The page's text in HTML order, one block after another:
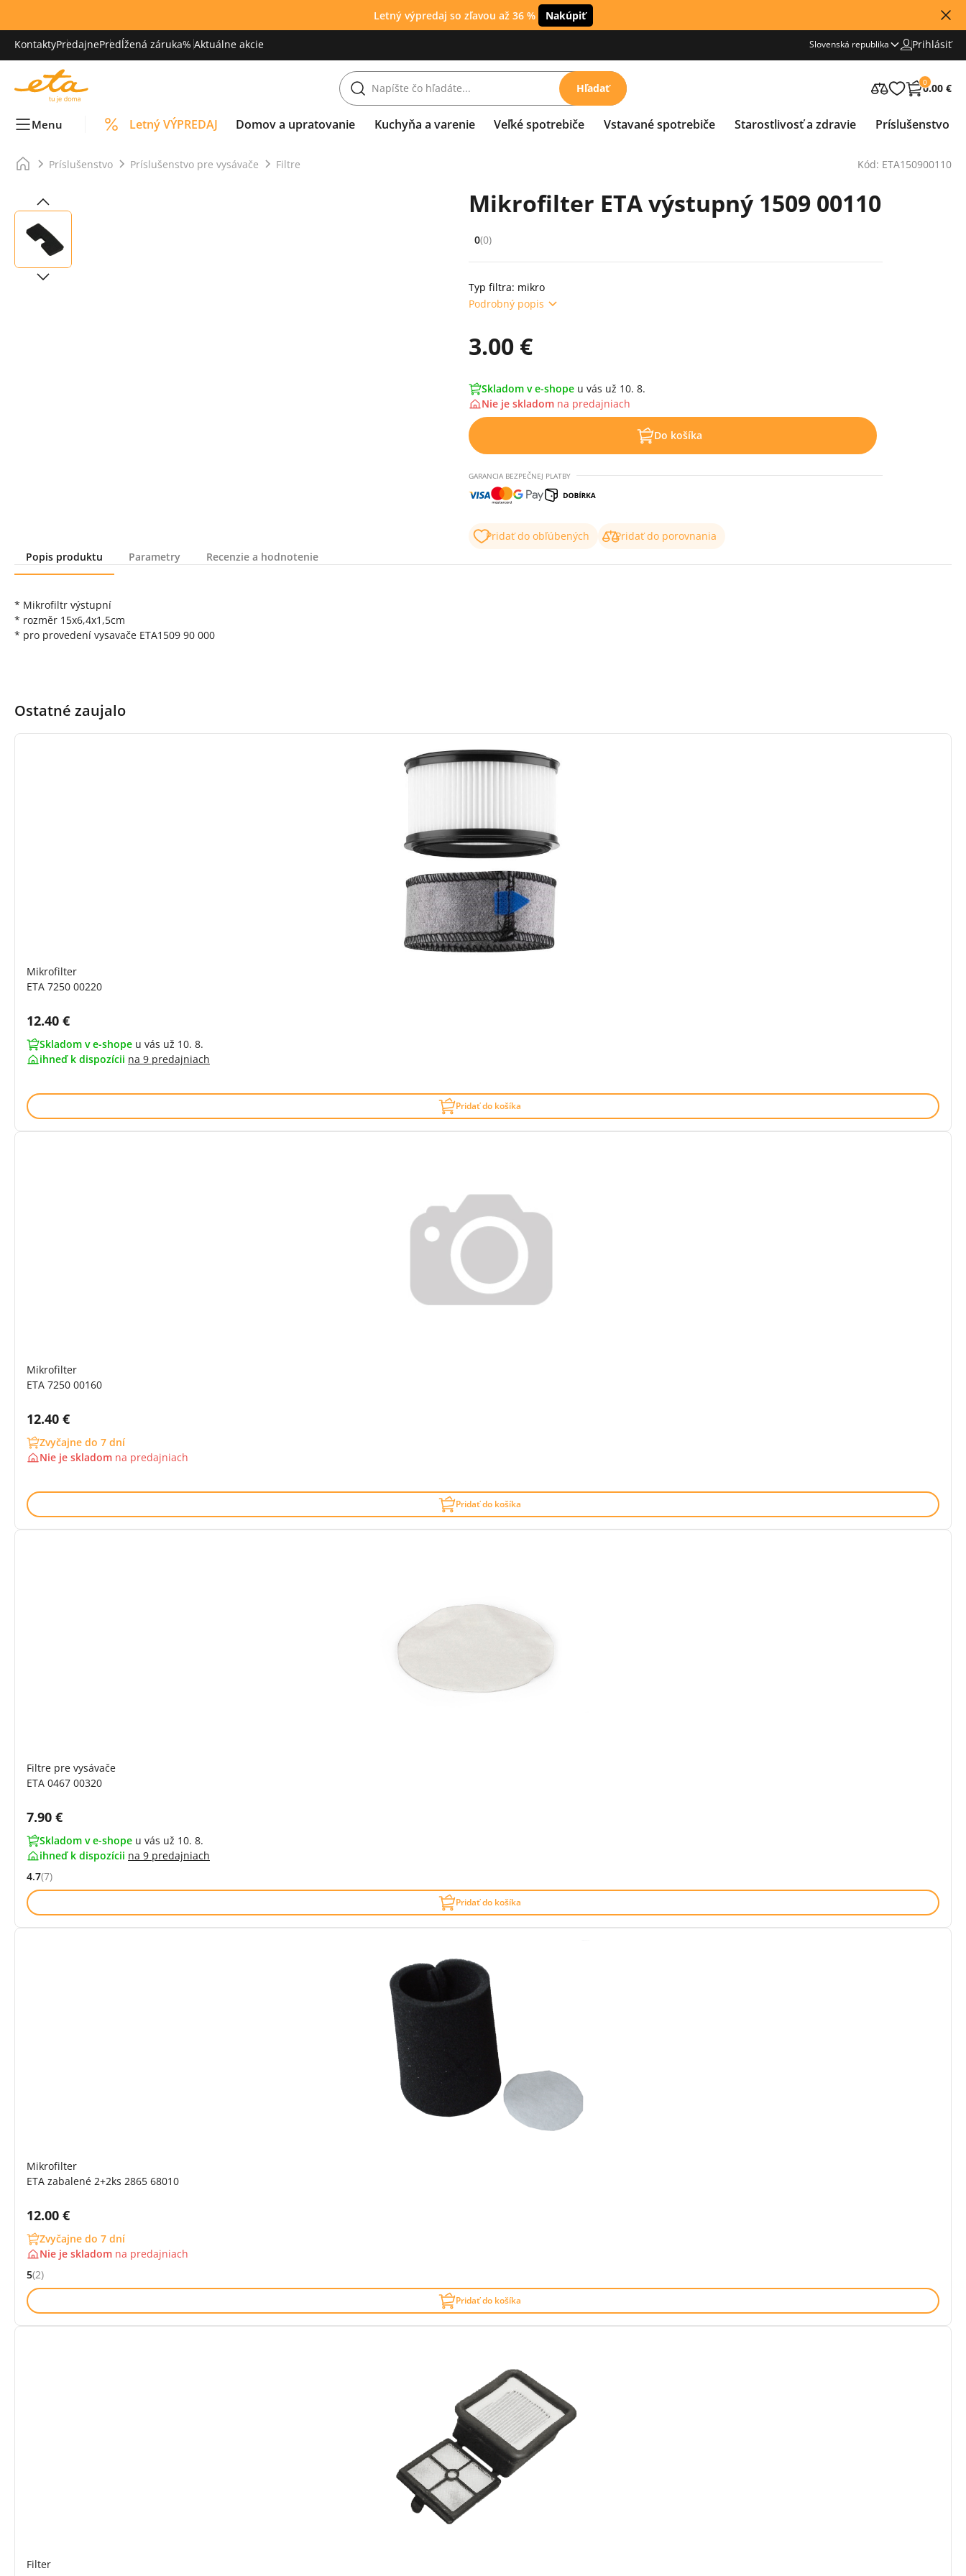
Letný výpredaj so zľavou až 36 % Nakúpiť
KontaktyPredajnePredĺžená záruka% Aktuálne akcie Slovenská republika Prihlásiť
Hľadať 0
0.00 €
Menu Letný VÝPREDAJ Domov a upratovanie Kuchyňa a varenie Veľké spotrebiče Vstavané spotrebiče Starostlivosť a zdravie Príslušenstvo
Príslušenstvo Príslušenstvo pre vysávače Filtre Kód: ETA150900110
Mikrofilter ETA výstupný 1509 00110
Hodnocení: 0 z 5 (0 recenzí)
0(0)
Typ filtra: mikro
Podrobný popis
3.00 €
Skladom v e-shope u vás už 10. 8.
Nie je skladom na predajniach
Do košíka
GARANCIA BEZPEČNEJ PLATBY
Pridať do obľúbených
Pridať do porovnania
Popis produktu
Parametry Recenzie a hodnotenie
* Mikrofiltr výstupní
* rozměr 15x6,4x1,5cm
* pro provedení vysavače ETA1509 90 000
Ostatné zaujalo
Mikrofilter
ETA 7250 00220
Cena s DPH:
12.40 €
Skladom v e-shope u vás už 10. 8.
ihneď k dispozícii na 9 predajniach
Pridať do košíka
Mikrofilter
ETA 7250 00160
Cena s DPH:
12.40 €
Zvyčajne do 7 dní
Nie je skladom na predajniach
Pridať do košíka
Filtre pre vysávače
ETA 0467 00320
Cena s DPH:
7.90 €
Skladom v e-shope u vás už 10. 8.
ihneď k dispozícii na 9 predajniach
Hodnocení: 4.7 z 5 (7 recenzí)
4.7(7)
Pridať do košíka
Mikrofilter
ETA zabalené 2+2ks 2865 68010
Cena s DPH:
12.00 €
Zvyčajne do 7 dní
Nie je skladom na predajniach
Hodnocení: 5 z 5 (2 recenzí)
5(2)
Pridať do košíka
Filter